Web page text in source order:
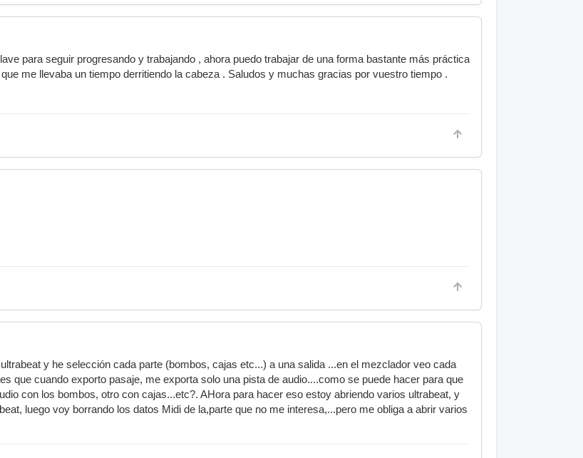
para seguir progresando y trabajando , ahora puedo trabajar de una forma bastante más práctica
me llevaba un tiempo derritiendo la cabeza . Saludos y muchas gracias por vuestro tiempo .
y he selección cada parte (bombos, cajas etc...) a una salida ...en el mezclador veo cada
que cuando exporto pasaje, me exporta solo una pista de audio....como se puede hacer para que
con los bombos, otro con cajas...etc?. AHora para hacer eso estoy abriendo varios ultrabeat, y
luego voy borrando los datos Midi de la,parte que no me interesa,...pero me obliga a abrir varios